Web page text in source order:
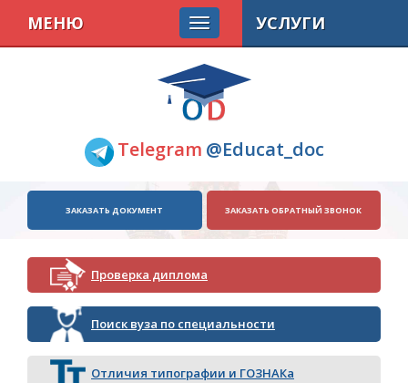
Telegram @Educat_doc
МЕНЮ
ЗАКАЗАТЬ ДОКУМЕНТ ЗАКАЗАТЬ ОБРАТНЫЙ ЗВОНОК
Проверка диплома
Поиск вуза по специальности
Отличия типографии и ГОЗНАКа
УСЛУГИ